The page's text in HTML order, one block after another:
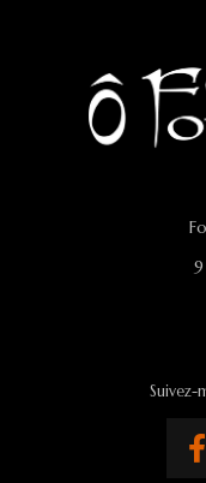
Suivez-